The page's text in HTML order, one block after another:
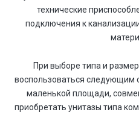
технические
подключения к
При выборе типа и
воспользоваться следующим
маленькой площади,
приобретать унитазы типа